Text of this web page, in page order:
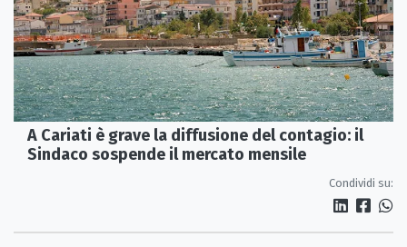
A Cariati è grave la diffusione del contagio: il
Sindaco sospende il mercato mensile
Condividi su: